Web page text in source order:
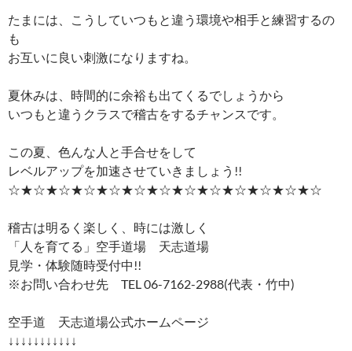
たまには、こうしていつもと違う環境や相手と練習するの
も
お互いに良い刺激になりますね。
夏休みは、時間的に余裕も出てくるでしょうから
いつもと違うクラスで稽古をするチャンスです。
この夏、色んな人と手合せをして
レベルアップを加速させていきましょう!!
☆★☆★☆★☆★☆★☆★☆★☆★☆★☆★☆★☆★☆
稽古は明るく楽しく、時には激しく
「人を育てる」空手道場 天志道場
見学・体験随時受付中!!
※お問い合わせ先 TEL 06-7162-2988(代表・竹中)
空手道 天志道場公式ホームページ
↓↓↓↓↓↓↓↓↓↓↓